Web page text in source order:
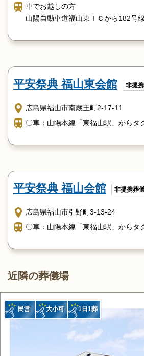
車でお越しの方
山陽自動車道福山東ＩＣから182号
電車でお越しの方
平安祭典 福山東会館 非提
広島県福山市南蔵王町2-17-11
〇車：山陽本線「東福山駅」からタ
平安祭典 福山会館 非提携葬
広島県福山市引野町3-13-24
〇車：山陽本線「東福山駅」からタ
近隣の葬儀場
民営 大小可 1日1葬